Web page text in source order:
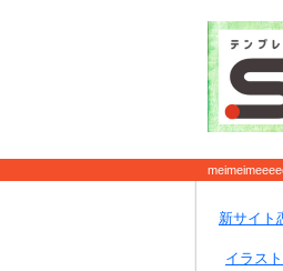
新サイト
イラス